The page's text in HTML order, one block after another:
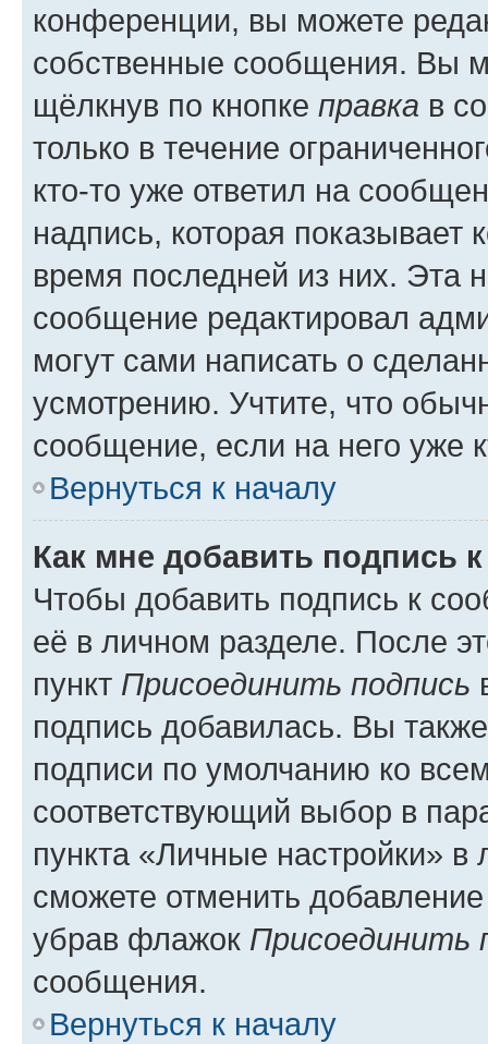
конференции, вы можете
собственные сообщения. Вы
щёлкнув по кнопке правка в
только в течение
кто-то уже ответил на
надпись, которая показывает
время последней из них. Эта
сообщение редактировал
могут сами написать о
усмотрению. Учтите, что
сообщение, если на него уже
Вернуться к началу
Как мне добавить подпись
Чтобы добавить подпись к
её в личном разделе. После
пункт Присоединить подпись
подпись добавилась. Вы
подписи по умолчанию ко
соответствующий выбор в
пункта «Личные настройки»
сможете отменить
убрав флажок Присоединить
сообщения.
Вернуться к началу